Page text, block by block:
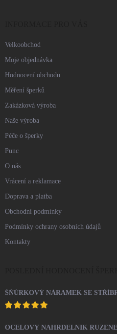
Velkoobchod
Moje objednávka
Hodnocení obchodu
Měření šperků
Zakázková výroba
Naše výroba
Péče o šperky
Punc
O nás
Vrácení a reklamace
Doprava a platba
Obchodní podmínky
Podmínky ochrany osobních údajů
Kontakty